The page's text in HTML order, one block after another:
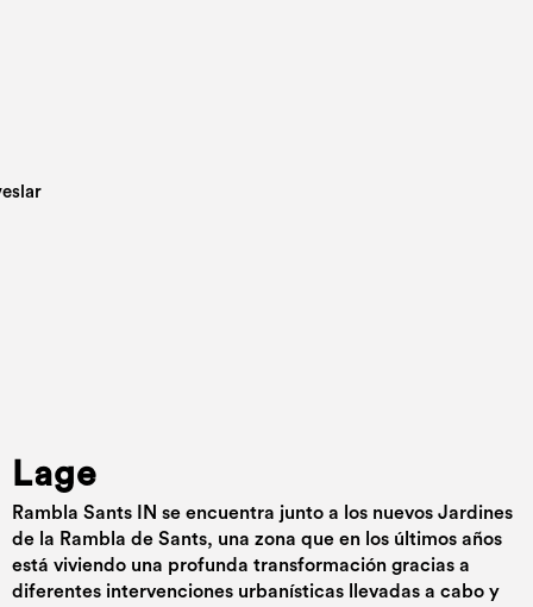
Lage
Rambla Sants IN se encuentra junto a los nuevos Jardines
de la Rambla de Sants, una zona que en los últimos años
está viviendo una profunda transformación gracias a
diferentes intervenciones urbanísticas llevadas a cabo y